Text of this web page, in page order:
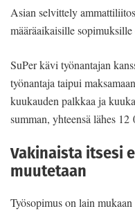
Asian selvittely
määräaikaisille
SuPer kävi työnantajan
työnantaja taipui
kuukauden palkkaa ja
summan, yhteensä lähes 12
Vakinaista itsesi
muutetaan
Työsopimus on lain